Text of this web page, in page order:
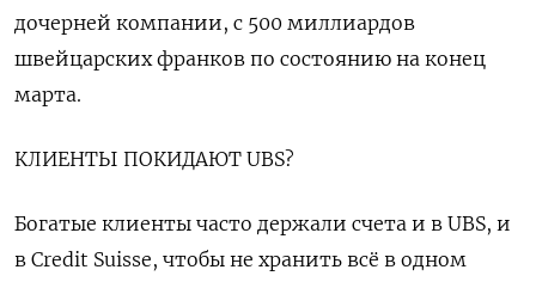
дочерней компании, с 500 миллиардов
швейцарских франков по состоянию на конец
марта.
КЛИЕНТЫ ПОКИДАЮТ UBS?
Богатые клиенты часто держали счета и в UBS, и
в Credit Suisse, чтобы не хранить всё в одном